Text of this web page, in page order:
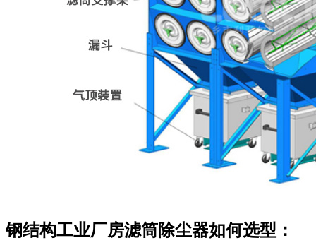
钢结构工业厂房滤筒除尘器如何选型：